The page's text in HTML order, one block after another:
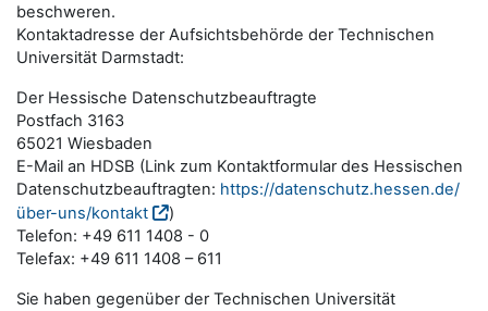
beschweren.
Kontaktadresse der Aufsichtsbehörde der Technischen
Universität Darmstadt:
Der Hessische Datenschutzbeauftragte
Postfach 3163
65021 Wiesbaden
E-Mail an HDSB (Link zum Kontaktformular des Hessischen
Datenschutzbeauftragten: https://datenschutz.hessen.de/
über-uns/kontakt
)
Telefon: +49 611 1408 - 0
Telefax: +49 611 1408 – 611
Sie haben gegenüber der Technischen Universität